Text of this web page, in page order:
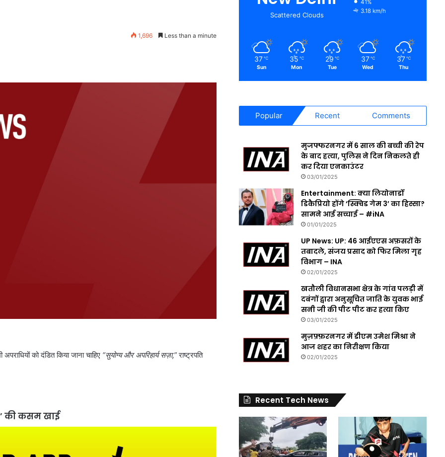
1,696 Less than a minute
को दंडित किया जाना चाहिए “सुयोग्य और अपरिहार्य सज़ा,”राष्ट्रपति
की कसम खाई
Scattered Clouds
41%
3.18 km/h
37 ℃
Sun
35 ℃
Mon
29 ℃
Tue
37 ℃
Wed
37 ℃
Thu
Popular Recent Comments
मुजफ्फरनगर में 6 साल की बच्ची की रेप
के बाद हत्या, पुलिस ने दिन निकलते ही
कर दिया एनकाउंटर
03/01/2025
Entertainment: क्या लियोनार्डो
डिकैप्रियो होंगे ‘स्क्विड गेम 3’ का हिस्सा?
सामने आई सच्चाई – #iNA
01/01/2025
UP News: UP: 46 आईएएस अफ़सरों के
तबादले, संजय प्रसाद को फिर मिला गृह
विभाग – INA
02/01/2025
खतौली विधानसभा क्षेत्र के गांव पलड़ी में
दबंगों द्वारा अनुसूचित जाति के युवक भाई
सनी जी की पीट पीट कर हत्या किए
03/01/2025
मुज़फ़्फ़रनगर में डीएम उमेश मिश्रा ने
आज शहर का निरीक्षण किया
02/01/2025
Recent Tech News